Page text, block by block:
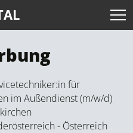
für
im Außendienst (m/w/d)
- Österreich